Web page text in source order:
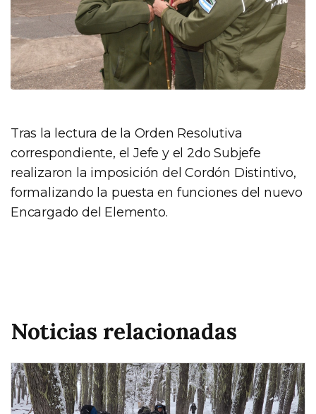
Tras la lectura de la Orden Resolutiva
correspondiente, el Jefe y el 2do Subjefe
realizaron la imposición del Cordón Distintivo,
formalizando la puesta en funciones del nuevo
Encargado del Elemento.
Noticias relacionadas